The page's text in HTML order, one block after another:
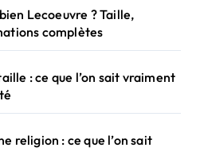
Lecoeuvre ? Taille,
complètes
: ce que l’on sait vraiment
religion : ce que l’on sait